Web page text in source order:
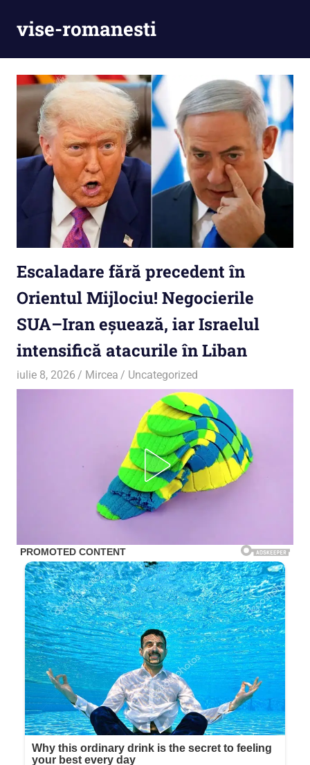
vise-romanesti
Escaladare fără precedent în
Orientul Mijlociu! Negocierile
SUA–Iran eșuează, iar Israelul
intensifică atacurile în Liban
iulie 8, 2026 Mircea Uncategorized